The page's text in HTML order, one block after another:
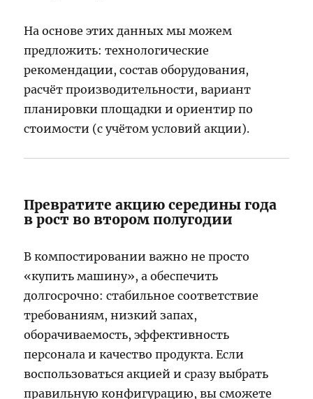
На основе этих данных мы можем
предложить: технологические
рекомендации, состав оборудования,
расчёт производительности, вариант
планировки площадки и ориентир по
стоимости (с учётом условий акции).
Превратите акцию середины года
в рост во втором полугодии
В компостировании важно не просто
«купить машину», а обеспечить
долгосрочно: стабильное соответствие
требованиям, низкий запах,
оборачиваемость, эффективность
персонала и качество продукта. Если
воспользоваться акцией и сразу выбрать
правильную конфигурацию, вы сможете